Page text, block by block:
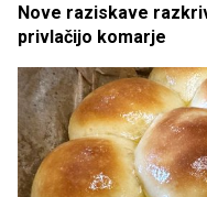
Nove raziskave
privlačijo komarje